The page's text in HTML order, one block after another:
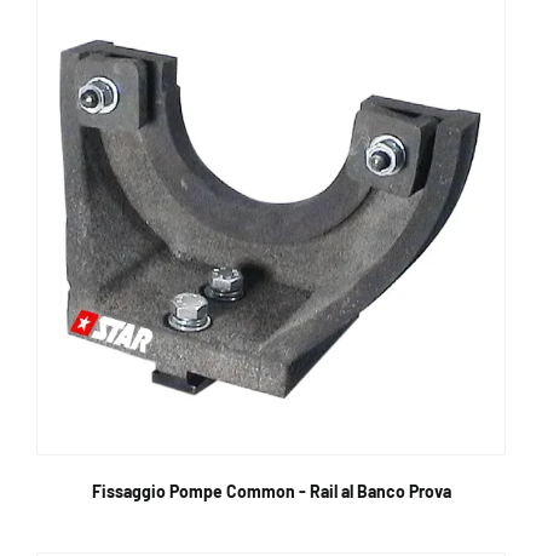
Fissaggio Pompe Common - Rail al Banco Prova